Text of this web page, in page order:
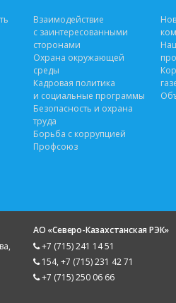
Взаимодействие
с заинтересованными
сторонами
Охрана окружающей
среды
Кадровая политика
и социальные программы
Безопасность и охрана
труда
Борьба с коррупцией
Профсоюз
АО «Северо-Казахстанская РЭК»
+7 (715) 241 14 51
154, +7 (715) 231 42 71
+7 (715) 250 06 66